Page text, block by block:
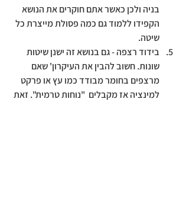
בניה ולכן כאשר אתם חוקרים את הנושא
הקפידו ללמוד גם כמה פסולת מייצרת כל
שיטה.
בידוד רצפה - גם בנושא זה ישנן שיטות
שונות. חשוב להבין את העיקרון' שאם
מרצפים בחומר מבודד כמו עץ או פרקט
למינציה אז מקבלים  "נוחות טרמית". זאת